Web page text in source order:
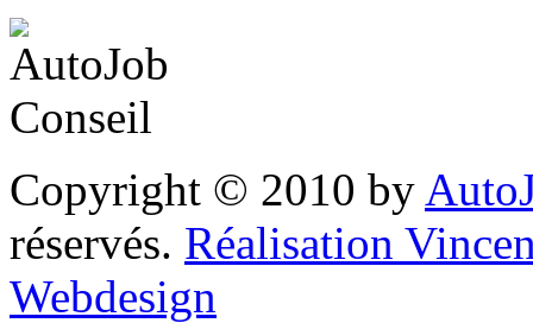
Copyright © 2010 by
réservés. Réalisation
Webdesign